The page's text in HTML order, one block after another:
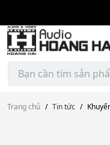
content
Tìm
kiếm:
Trang chủ / Tin tức /